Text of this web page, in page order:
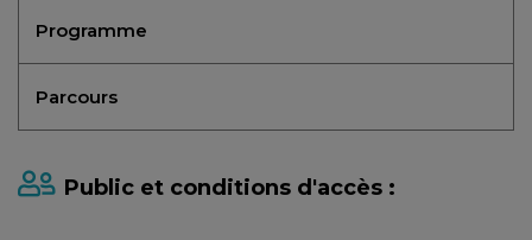
Programme
Parcours
Public et conditions d'accès :